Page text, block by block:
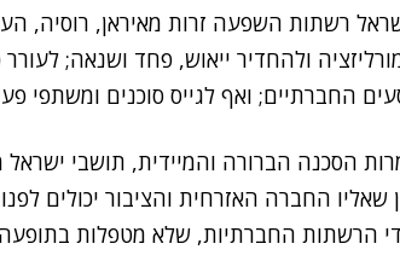
רשתות השפעה זרות מאיראן, רוסיה,
ולהחדיר ייאוש, פחד ושנאה;
החברתיים; ואף לגייס סוכנים ומשתפי
הסכנה הברורה והמיידית, תושבי ישראל
החברה האזרחית והציבור יכולים
הרשתות החברתיות, שלא מטפלות